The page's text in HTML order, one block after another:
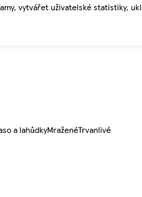
vytvářet uživatelské statistiky,
a lahůdkyMraženéTrvanlivé